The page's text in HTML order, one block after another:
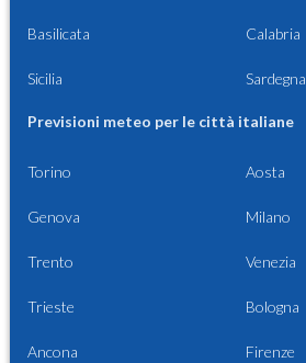
Basilicata Calabria
Sicilia Sardegna
Previsioni meteo per le città italiane
Torino Aosta
Genova Milano
Trento Venezia
Trieste Bologna
Ancona Firenze